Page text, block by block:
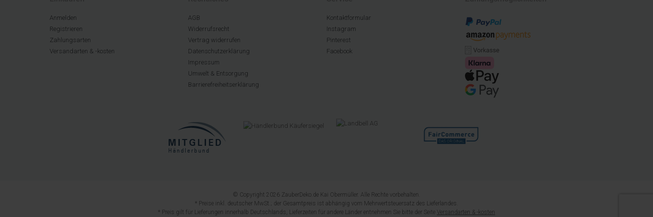
Anmelden
Registrieren
Zahlungsarten
Versandarten & -kosten
AGB
Widerrufsrecht
Vertrag widerrufen
Datenschutzerklärung
Impressum
Umwelt & Entsorgung
Barrierefreiheitserklärung
Kontaktformular
Instagram
Pinterest
Facebook
© Copyright 2026 ZauberDeko.de Kai Obermüller. Alle Rechte vorbehalten.
* Preise inkl. deutscher MwSt.; der Gesamtpreis ist abhängig vom Mehrwertsteuersatz des Lieferlandes.
* Preis gilt für Lieferungen innerhalb Deutschlands, Lieferzeiten für andere Länder entnehmen Sie bitte der Seite Versandarten & -kosten